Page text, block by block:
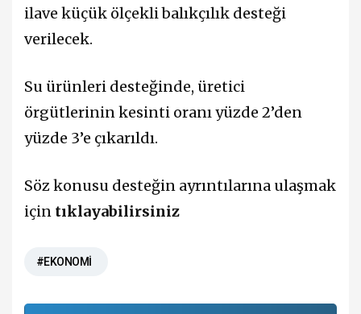
ilave küçük ölçekli balıkçılık desteği
verilecek.
Su ürünleri desteğinde, üretici
örgütlerinin kesinti oranı yüzde 2’den
yüzde 3’e çıkarıldı.
Söz konusu desteğin ayrıntılarına ulaşmak
için tıklayabilirsiniz
#EKONOMİ